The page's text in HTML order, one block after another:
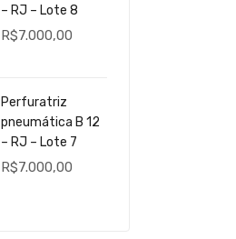
– RJ – Lote 8
R$7.000,00
Perfuratriz
pneumática B 12
– RJ – Lote 7
R$7.000,00